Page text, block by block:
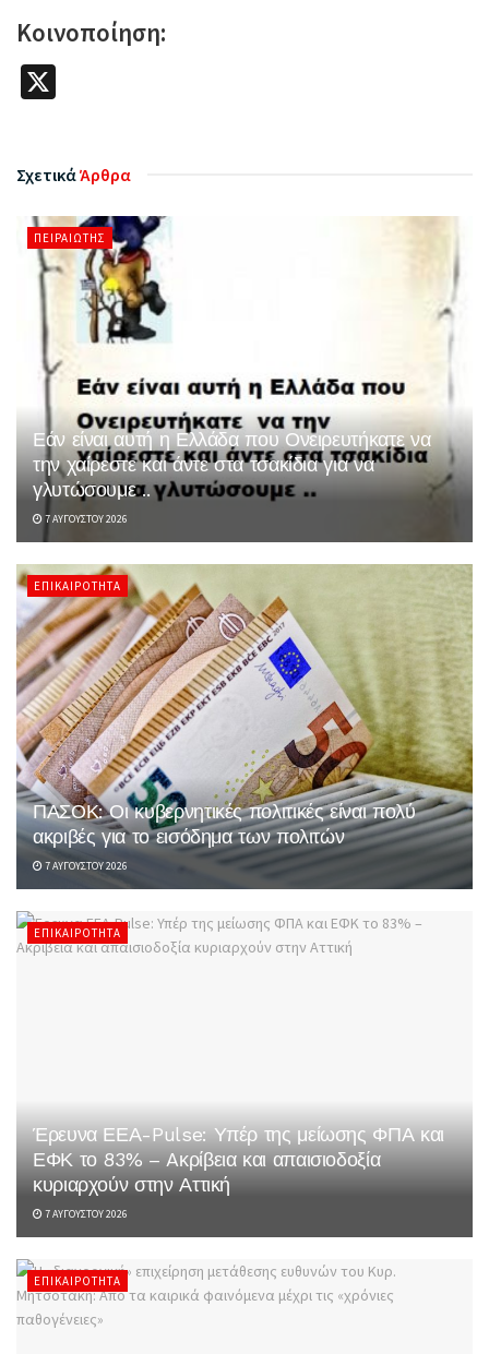
Κοινοποίηση:
ΣχετικάΆρθρα
ΠΕΙΡΑΙΏΤΗΣ
Εάν είναι αυτή η Ελλάδα που Ονειρευτήκατε να
την χαίρεστε και άντε στα τσακίδια για να
γλυτώσουμε ..
7 ΑΥΓΟΎΣΤΟΥ 2026
ΕΠΙΚΑΙΡΌΤΗΤΑ
ΠΑΣΟΚ: Οι κυβερνητικές πολιτικές είναι πολύ
ακριβές για το εισόδημα των πολιτών
7 ΑΥΓΟΎΣΤΟΥ 2026
ΕΠΙΚΑΙΡΌΤΗΤΑ
Έρευνα ΕΕΑ-Pulse: Υπέρ της μείωσης ΦΠΑ και
ΕΦΚ το 83% – Aκρίβεια και απαισιοδοξία
κυριαρχούν στην Αττική
7 ΑΥΓΟΎΣΤΟΥ 2026
ΕΠΙΚΑΙΡΌΤΗΤΑ